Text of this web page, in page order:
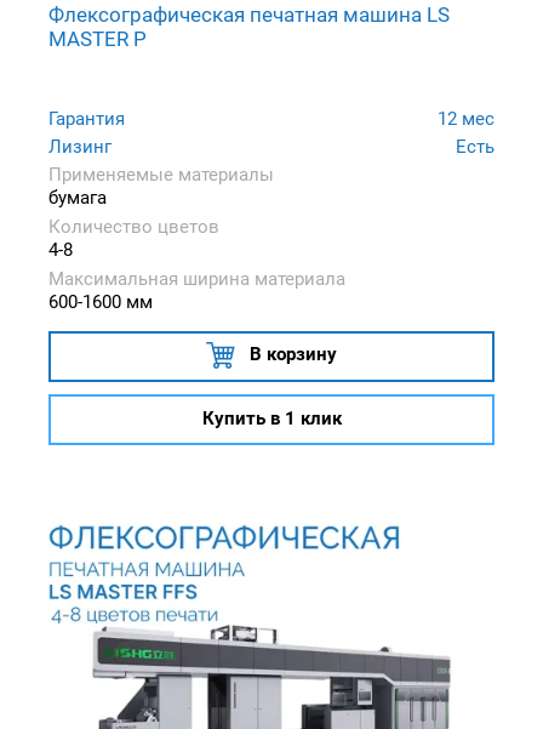
Флексографическая печатная машина LS
MASTER P
Гарантия
12 мес
Лизинг
Есть
Применяемые материалы
бумага
Количество цветов
4-8
Максимальная ширина материала
600-1600 мм
В корзину
Купить в 1 клик